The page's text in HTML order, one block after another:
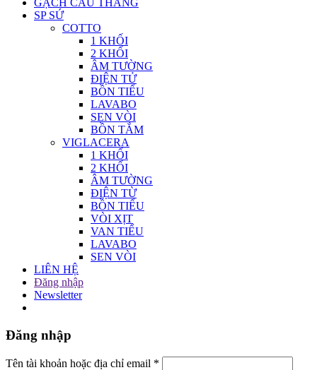
GẠCH CẦU THANG
SP SỨ
COTTO
1 KHỐI
2 KHỐI
ÂM TƯỜNG
ĐIỆN TỬ
BỒN TIỂU
LAVABO
SEN VÒI
BỒN TẮM
VIGLACERA
1 KHỐI
2 KHỐI
ÂM TƯỜNG
ĐIỆN TỪ
BỒN TIỂU
VÒI XỊT
VAN TIỂU
LAVABO
SEN VÒI
LIÊN HỆ
Đăng nhập
Newsletter
Đăng nhập
Tên tài khoản hoặc địa chỉ email *